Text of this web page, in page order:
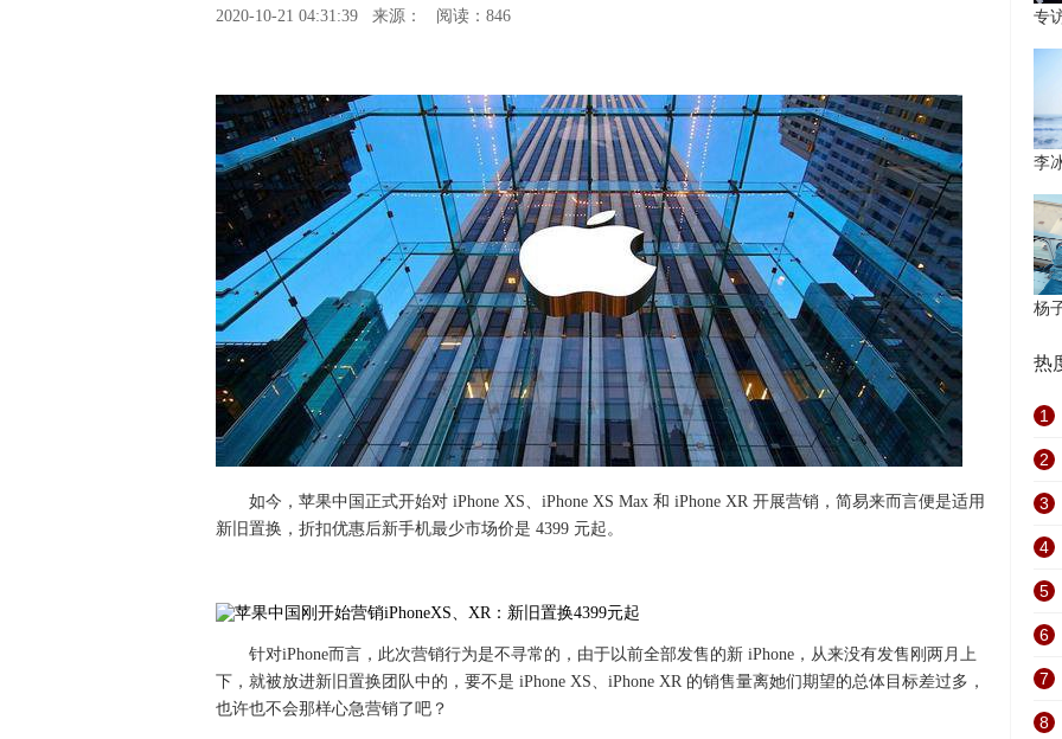
2020-10-21 04:31:39 来源： 阅读：846
如今，苹果中国正式开始对 iPhone XS、iPhone XS Max 和 iPhone XR 开展营销，简易来而言便是适用
新旧置换，折扣优惠后新手机最少市场价是 4399 元起。
针对iPhone而言，此次营销行为是不寻常的，由于以前全部发售的新 iPhone，从来没有发售刚两月上
下，就被放进新旧置换团队中的，要不是 iPhone XS、iPhone XR 的销售量离她们期望的总体目标差过多，
也许也不会那样心急营销了吧？
专
李
杨
热
1
2
3
4
5
6
7
8